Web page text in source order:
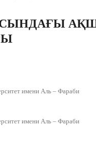
имени Аль – Фараби
имени Аль – Фараби